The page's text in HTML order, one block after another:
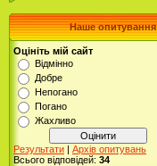
Наше опитування
Оцініть мій сайт
Відмінно
Добре
Непогано
Погано
Жахливо
Результати | Архів опитувань
Всього відповідей: 34